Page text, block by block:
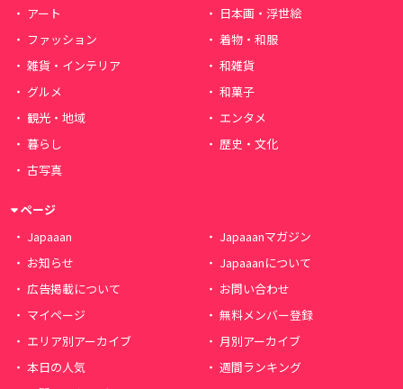
アート
日本画・浮世絵
ファッション
着物・和服
雑貨・インテリア
和雑貨
グルメ
和菓子
観光・地域
エンタメ
暮らし
歴史・文化
古写真
ページ
Japaaan
Japaaanマガジン
お知らせ
Japaaanについて
広告掲載について
お問い合わせ
マイページ
無料メンバー登録
エリア別アーカイブ
月別アーカイブ
本日の人気
週間ランキング